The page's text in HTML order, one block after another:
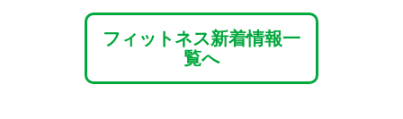
フィットネス新着情報一
覧へ